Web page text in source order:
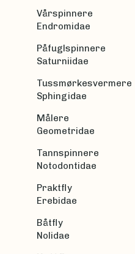
Vårspinnere
Endromidae
Påfuglspinnere
Saturniidae
Tussmørkesvermere
Sphingidae
Målere
Geometridae
Tannspinnere
Notodontidae
Praktfly
Erebidae
Båtfly
Nolidae